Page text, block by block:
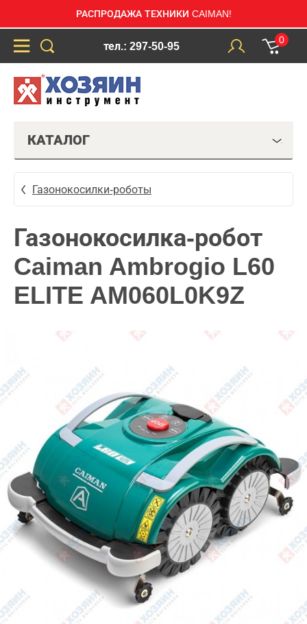
РАСПРОДАЖА ТЕХНИКИ CAIMAN!
тел.: 297-50-95
0
КАТАЛОГ
Газонокосилки-роботы
Газонокосилка-робот
Caiman Ambrogio L60
ELITE AM060L0K9Z